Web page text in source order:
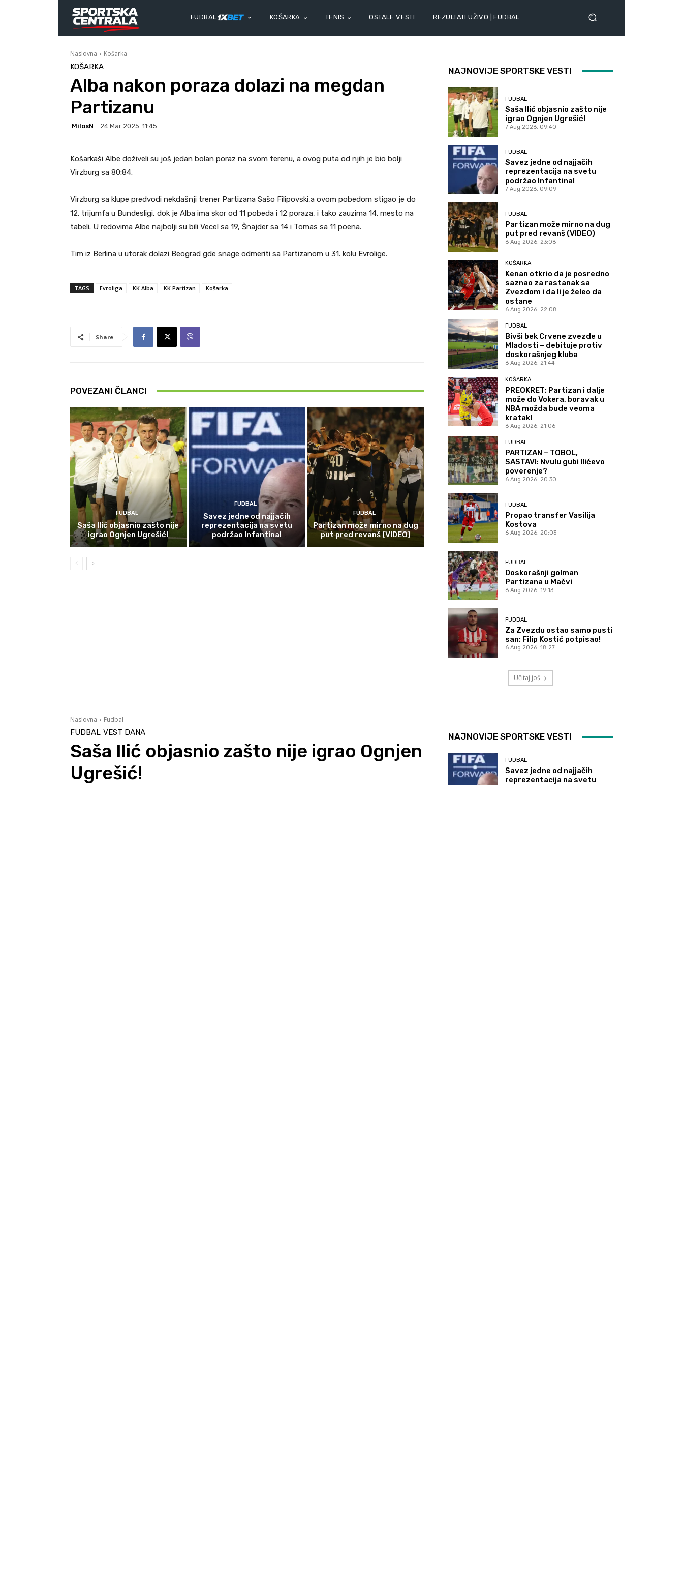
FUDBAL KOŠARKA TENIS OSTALE VESTI REZULTATI UŽIVO | FUDBAL
Naslovna Košarka
KOŠARKA
Alba nakon poraza dolazi na megdan
Partizanu
MilosN 24 Mar 2025. 11:45
Košarkaši Albe doživeli su još jedan bolan poraz na svom terenu, a ovog puta od njih je bio bolji
Virzburg sa 80:84.
Virzburg sa klupe predvodi nekdašnji trener Partizana Sašo Filipovski,a ovom pobedom stigao je do
12. trijumfa u Bundesligi, dok je Alba ima skor od 11 pobeda i 12 poraza, i tako zauzima 14. mesto na
tabeli. U redovima Albe najbolji su bili Vecel sa 19, Šnajder sa 14 i Tomas sa 11 poena.
Tim iz Berlina u utorak dolazi Beograd gde snage odmeriti sa Partizanom u 31. kolu Evrolige.
TAGS Evroliga KK Alba KK Partizan Košarka
Share
POVEZANI ČLANCI
FUDBAL
Saša Ilić objasnio zašto nije
igrao Ognjen Ugrešić!
FUDBAL
Savez jedne od najjačih
reprezentacija na svetu
podržao Infantina!
FUDBAL
Partizan može mirno na dug
put pred revanš (VIDEO)
NAJNOVIJE SPORTSKE VESTI
FUDBAL
Saša Ilić objasnio zašto nije
igrao Ognjen Ugrešić!
7 Aug 2026. 09:40
FUDBAL
Savez jedne od najjačih
reprezentacija na svetu
podržao Infantina!
7 Aug 2026. 09:09
FUDBAL
Partizan može mirno na dug
put pred revanš (VIDEO)
6 Aug 2026. 23:08
KOŠARKA
Kenan otkrio da je posredno
saznao za rastanak sa
Zvezdom i da li je želeo da
ostane
6 Aug 2026. 22:08
FUDBAL
Bivši bek Crvene zvezde u
Mladosti – debituje protiv
doskorašnjeg kluba
6 Aug 2026. 21:44
KOŠARKA
PREOKRET: Partizan i dalje
može do Vokera, boravak u
NBA možda bude veoma
kratak!
6 Aug 2026. 21:06
FUDBAL
PARTIZAN – TOBOL,
SASTAVI: Nvulu gubi Ilićevo
poverenje?
6 Aug 2026. 20:30
FUDBAL
Propao transfer Vasilija
Kostova
6 Aug 2026. 20:03
FUDBAL
Doskorašnji golman
Partizana u Mačvi
6 Aug 2026. 19:13
FUDBAL
Za Zvezdu ostao samo pusti
san: Filip Kostić potpisao!
6 Aug 2026. 18:27
Učitaj još